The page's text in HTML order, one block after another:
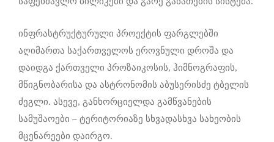
ინფრასტრუქტურული პროექტის ფარგლებში
აღიმართა საქართველოს ეროვნული დროშა და
დაიდგა ქართველი პროზაიკოსის, ჰიმნოგრაფის,
მწიგნობარისა და ასტრონომის აბუსერისძე ტბელის
ძეგლი. ასევე, განხორციელდა გამწვანების
სამუშაოები – ტერიტორიაზე სხვადასხვა სახეობის
მცენარეები დაირგო.